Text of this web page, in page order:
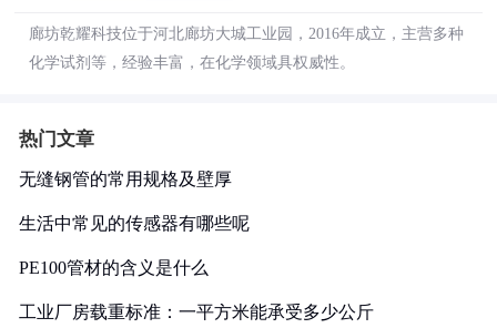
廊坊乾耀科技位于河北廊坊大城工业园，2016年成立，主营多种
化学试剂等，经验丰富，在化学领域具权威性。
热门文章
无缝钢管的常用规格及壁厚
生活中常见的传感器有哪些呢
PE100管材的含义是什么
工业厂房载重标准：一平方米能承受多少公斤